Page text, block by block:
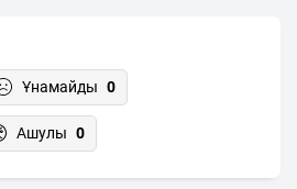
Ұнамайды 0
Ашулы 0